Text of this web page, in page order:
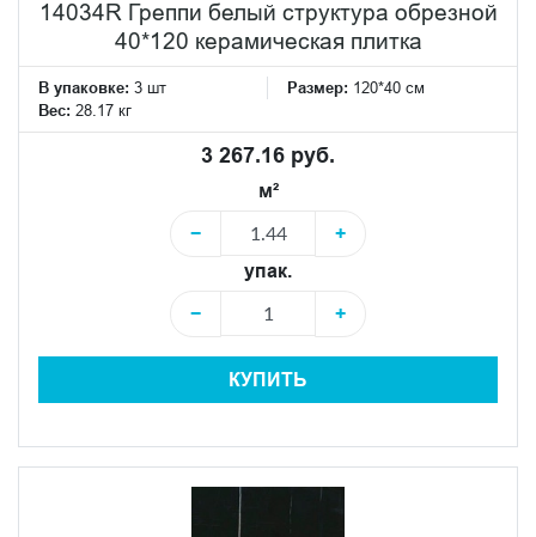
14034R Греппи белый структура обрезной
40*120 керамическая плитка
В упаковке: 3 шт Размер: 120*40 см
Вес: 28.17 кг
3 267.16 руб.
м²
−
+
упак.
−
+
КУПИТЬ